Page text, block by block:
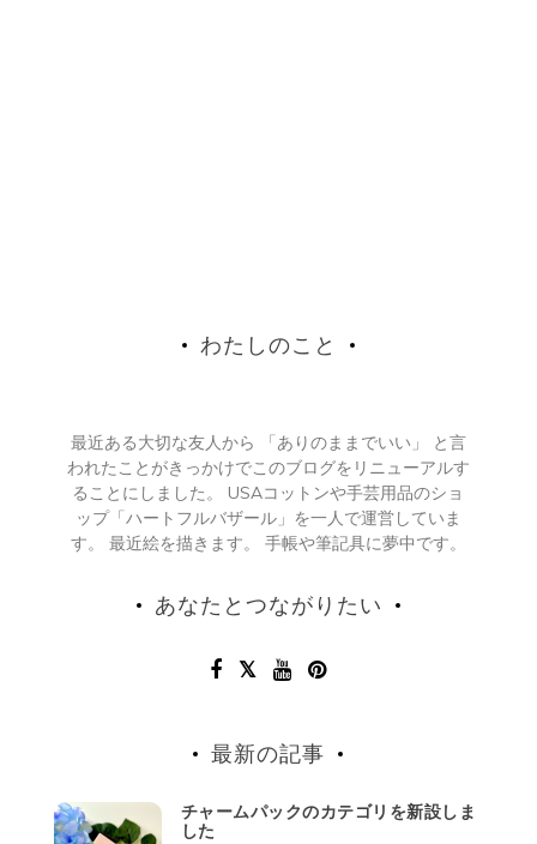
わたしのこと
最近ある大切な友人から 「ありのままでいい」 と言
われたことがきっかけでこのブログをリニューアルす
ることにしました。 USAコットンや手芸用品のショ
ップ「ハートフルバザール」を一人で運営していま
す。 最近絵を描きます。 手帳や筆記具に夢中です。
あなたとつながりたい
最新の記事
チャームパックのカテゴリを新設しま
した